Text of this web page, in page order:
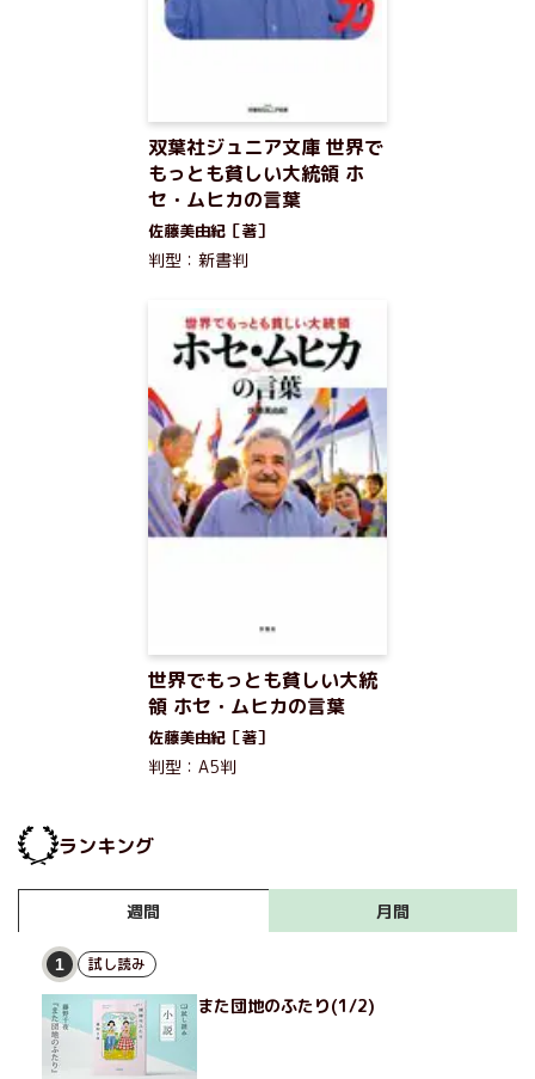
双葉社ジュニア文庫 世界で
もっとも貧しい大統領 ホ
セ・ムヒカの言葉
佐藤美由紀［著］
判型：新書判
世界でもっとも貧しい大統
領 ホセ・ムヒカの言葉
佐藤美由紀［著］
判型：A5判
ランキング
週間 月間
1 試し読み
また団地のふたり(1/2)